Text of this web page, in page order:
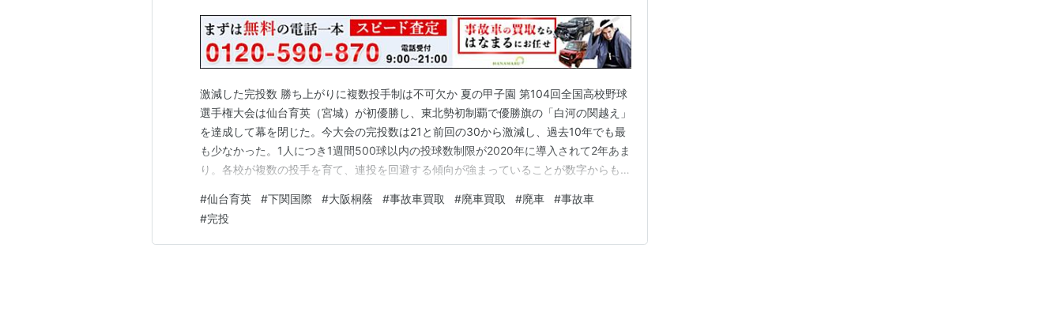
激減した完投数 勝ち上がりに複数投手制は不可欠か 夏の甲子園 第104回全国高校野球
選手権大会は仙台育英（宮城）が初優勝し、東北勢初制覇で優勝旗の「白河の関越え」
を達成して幕を閉じた。今大会の完投数は21と前回の30から激減し、過去10年でも最
も少なかった。1人につき1週間500球以内の投球数制限が2020年に導入されて2年あま
り。各校が複数の投手を育て、連投を回避する傾向が強まっていることが数字からも見
勝で先発の背番号「10」の左腕・斎藤蓉は準々決勝から中3日で登板した。2番手の高
橋煌稀は背番号「11」で、エース…
#仙台育英 #下関国際 #大阪桐蔭 #事故車買取 #廃車買取 #廃車 #事故車
#完投